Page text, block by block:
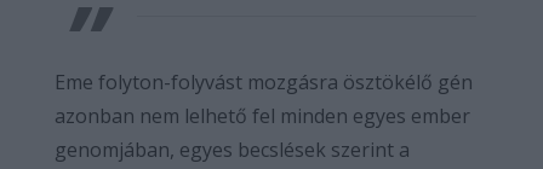
Eme folyton-folyvást mozgásra ösztökélő gén
azonban nem lelhető fel minden egyes ember
genomjában, egyes becslések szerint a